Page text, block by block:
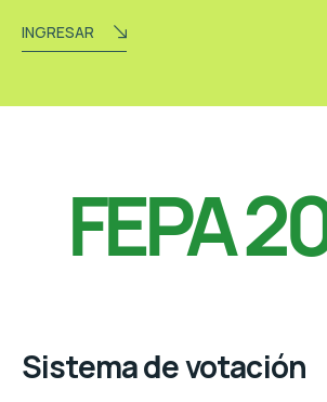
INGRESAR
FEPA
Sistema de votación